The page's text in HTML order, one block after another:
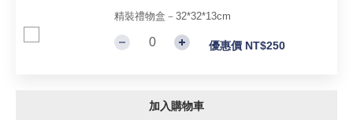
精裝禮物盒－32*32*13cm
優惠價 NT$250
加入購物車